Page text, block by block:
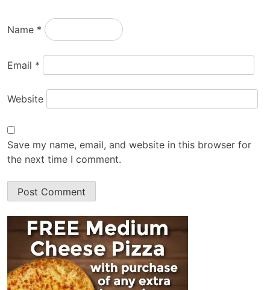
Name *
Email *
Website
Save my name, email, and website in this browser for
the next time I comment.